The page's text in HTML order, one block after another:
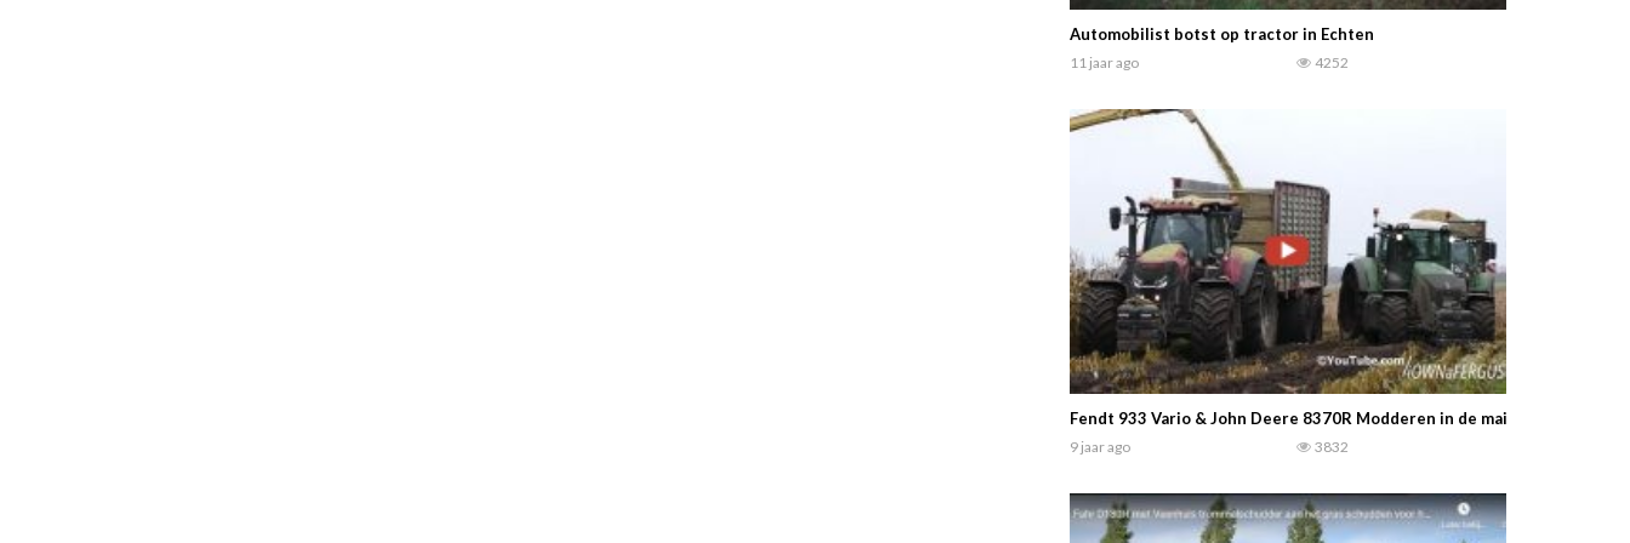
Automobilist botst op tractor in Echten
11 jaar ago 4252
Fendt 933 Vario & John Deere 8370R Modderen in de mais 2017
9 jaar ago 3832